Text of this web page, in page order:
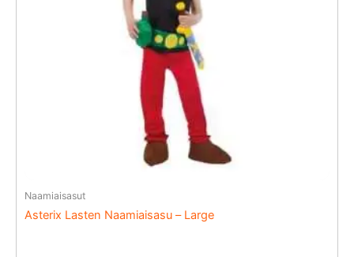
Naamiaisasut
Asterix Lasten Naamiaisasu – Large